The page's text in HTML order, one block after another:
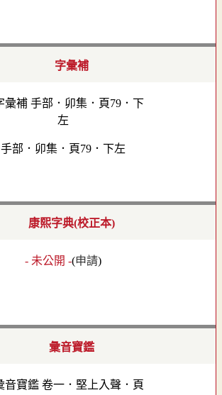
字彙補
手部．卯集．頁79．下左
康熙字典(校正本)
- 未公開 -(申請)
彙音寶鑑